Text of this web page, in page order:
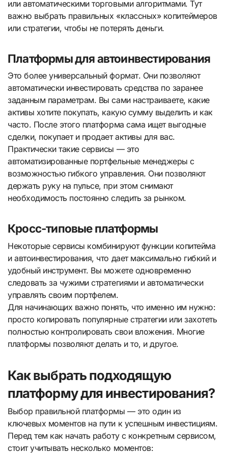
или автоматическими торговыми алгоритмами. Тут
важно выбрать правильных «классных» копитеймеров
или стратегии, чтобы не потерять деньги.
Платформы для автоинвестирования
Это более универсальный формат. Они позволяют
автоматически инвестировать средства по заранее
заданным параметрам. Вы сами настраиваете, какие
активы хотите покупать, какую сумму выделить и как
часто. После этого платформа сама ищет выгодные
сделки, покупает и продает активы для вас.
Практически такие сервисы — это
автоматизированные портфельные менеджеры с
возможностью гибкого управления. Они позволяют
держать руку на пульсе, при этом снимают
необходимость постоянно следить за рынком.
Кросс-типовые платформы
Некоторые сервисы комбинируют функции копитейма
и автоинвестирования, что дает максимально гибкий и
удобный инструмент. Вы можете одновременно
следовать за чужими стратегиями и автоматически
управлять своим портфелем.
Для начинающих важно понять, что именно им нужно:
просто копировать популярные стратегии или захотеть
полностью контролировать свои вложения. Многие
платформы позволяют делать и то, и другое.
Как выбрать подходящую
платформу для инвестирования?
Выбор правильной платформы — это один из
ключевых моментов на пути к успешным инвестициям.
Перед тем как начать работу с конкретным сервисом,
стоит учитывать несколько моментов: